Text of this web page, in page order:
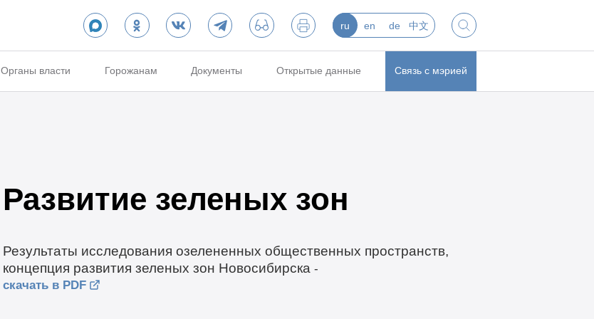
ru en de 中文
Органы власти Горожанам Документы Открытые данные Связь с мэрией
Развитие зеленых зон
Результаты исследования озелененных общественных пространств,
концепция развития зеленых зон Новосибирска-
скачать в PDF